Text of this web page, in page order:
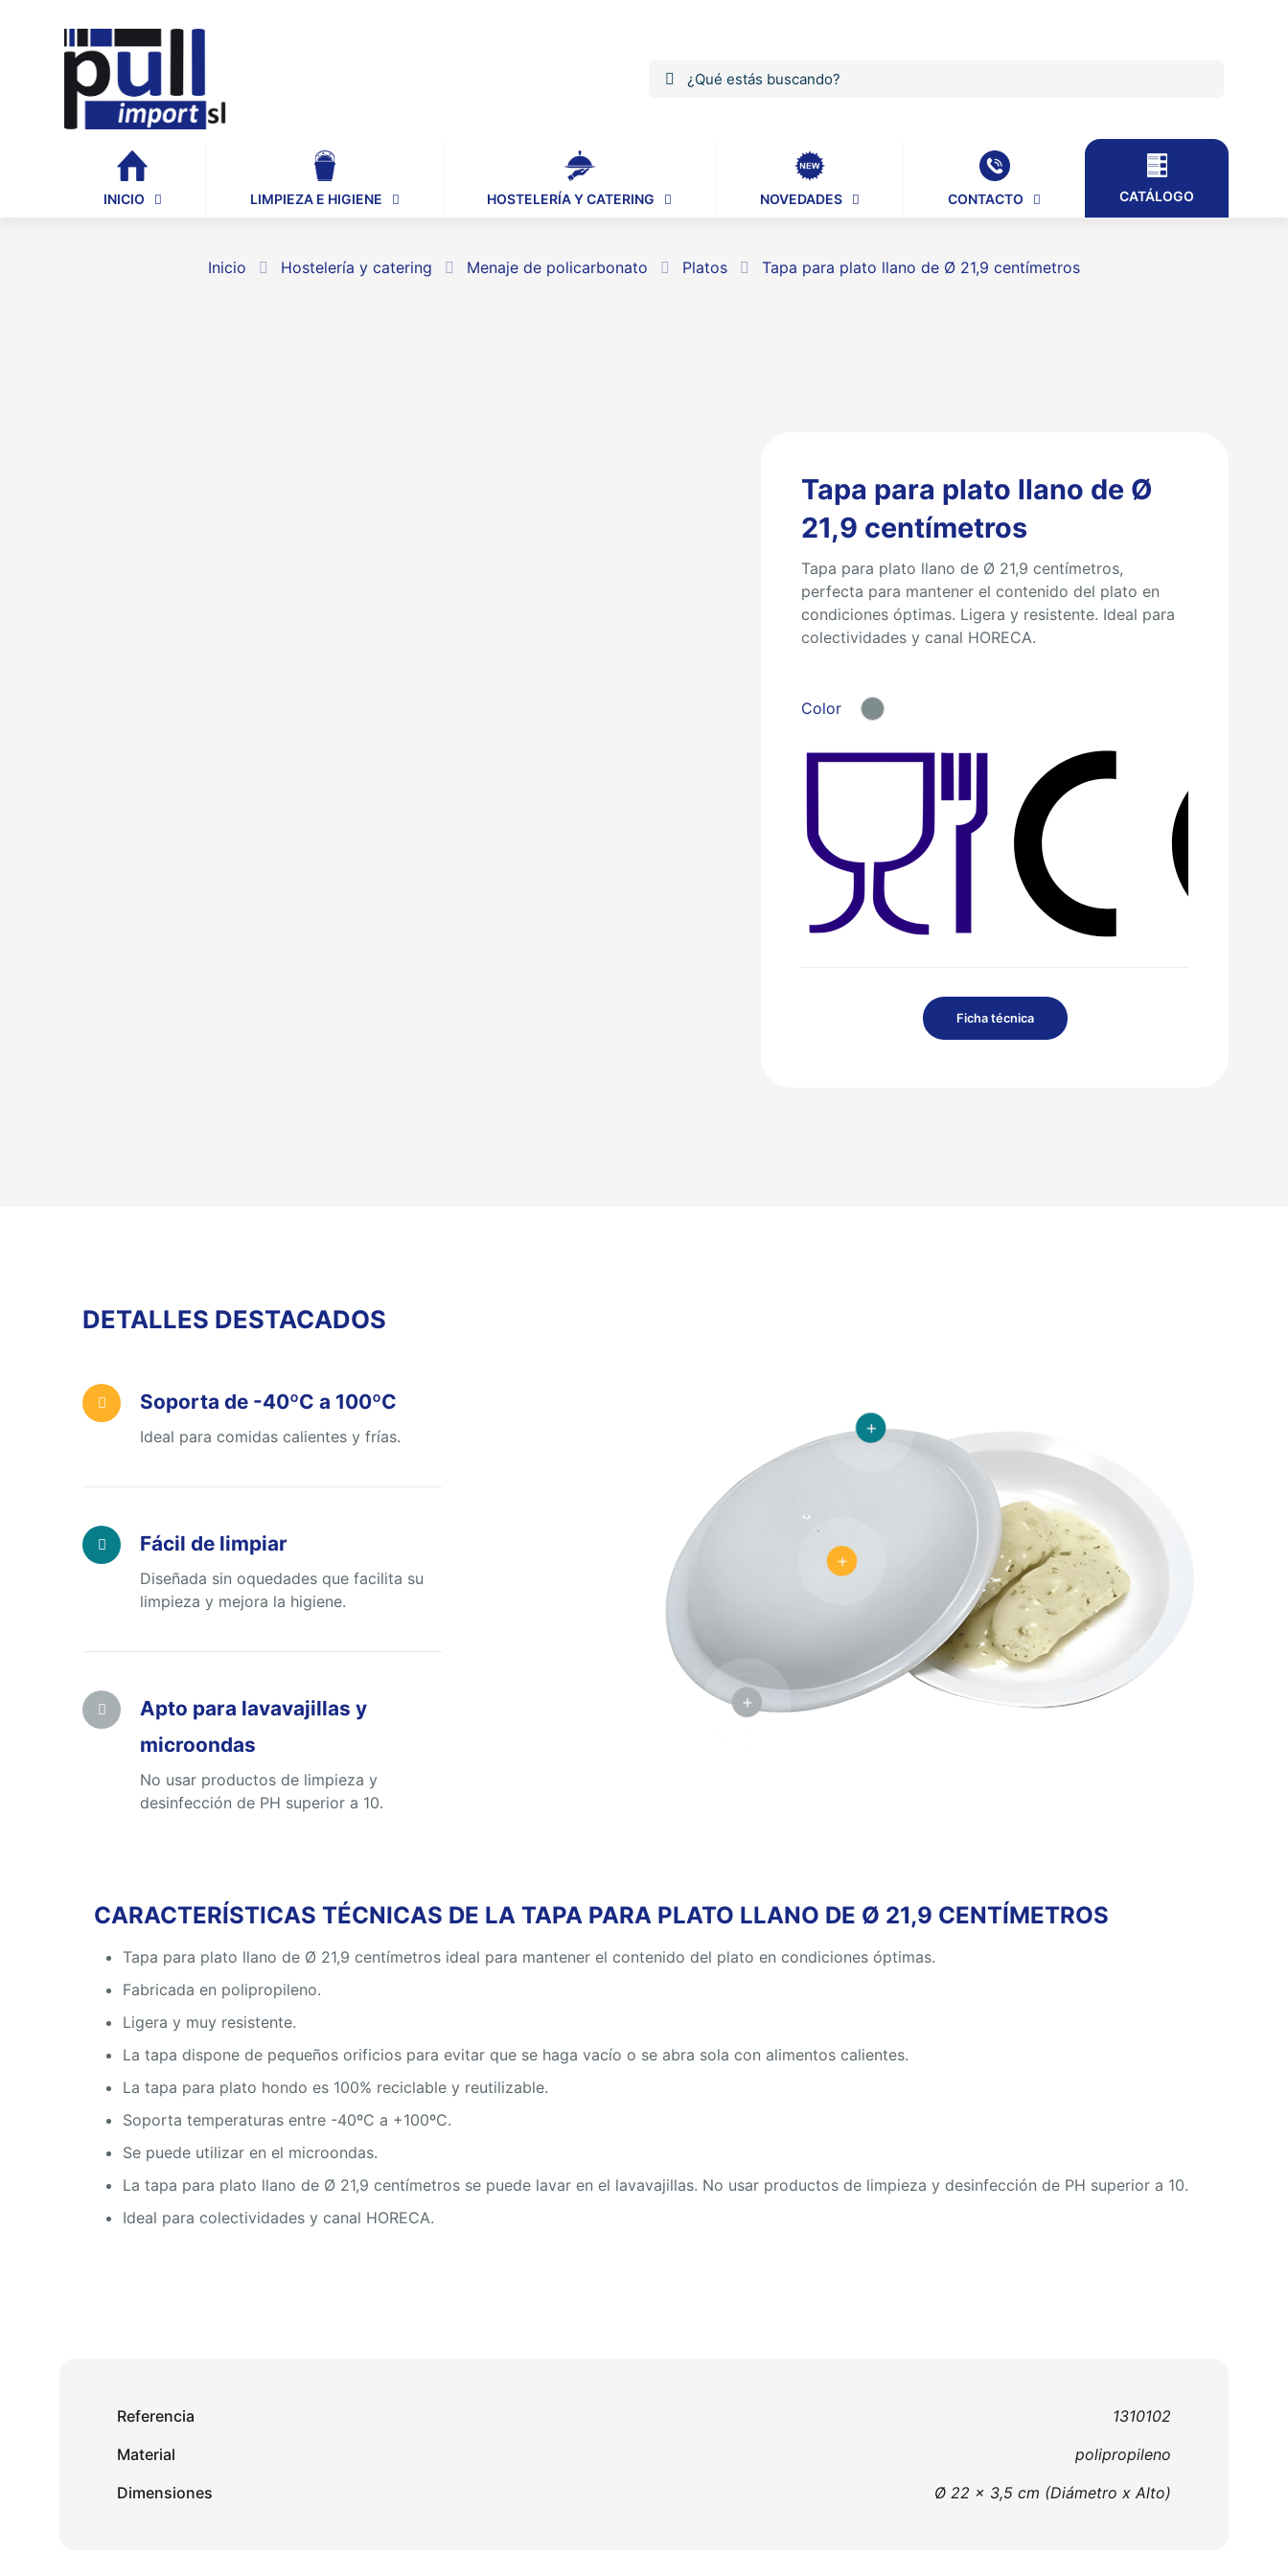
INICIO LIMPIEZA E HIGIENE HOSTELERÍA Y CATERING NOVEDADES CONTACTO CATÁLOGO
Inicio Hostelería y catering Menaje de policarbonato Platos Tapa para plato llano de Ø 21,9 centímetros
Tapa para plato llano de Ø
21,9 centímetros
Tapa para plato llano de Ø 21,9 centímetros,
perfecta para mantener el contenido del plato en
condiciones óptimas. Ligera y resistente. Ideal para
colectividades y canal HORECA.
Color
Ficha técnica
DETALLES DESTACADOS
Soporta de -40ºC a 100ºC
Ideal para comidas calientes y frías.
Fácil de limpiar
Diseñada sin oquedades que facilita su
limpieza y mejora la higiene.
Apto para lavavajillas y
microondas
No usar productos de limpieza y
desinfección de PH superior a 10.
CARACTERÍSTICAS TÉCNICAS DE LA TAPA PARA PLATO LLANO DE Ø 21,9 CENTÍMETROS
Tapa para plato llano de Ø 21,9 centímetros ideal para mantener el contenido del plato en condiciones óptimas.
Fabricada en polipropileno.
Ligera y muy resistente.
La tapa dispone de pequeños orificios para evitar que se haga vacío o se abra sola con alimentos calientes.
La tapa para plato hondo es 100% reciclable y reutilizable.
Soporta temperaturas entre -40ºC a +100ºC.
Se puede utilizar en el microondas.
La tapa para plato llano de Ø 21,9 centímetros se puede lavar en el lavavajillas. No usar productos de limpieza y desinfección de PH superior a 10.
Ideal para colectividades y canal HORECA.
Referencia
1310102
Material
polipropileno
Dimensiones
Ø 22 x 3,5 cm (Diámetro x Alto)